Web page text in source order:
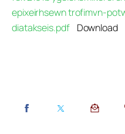
epixeirhsewn trofimvn-
diatakseis.pdf
Download